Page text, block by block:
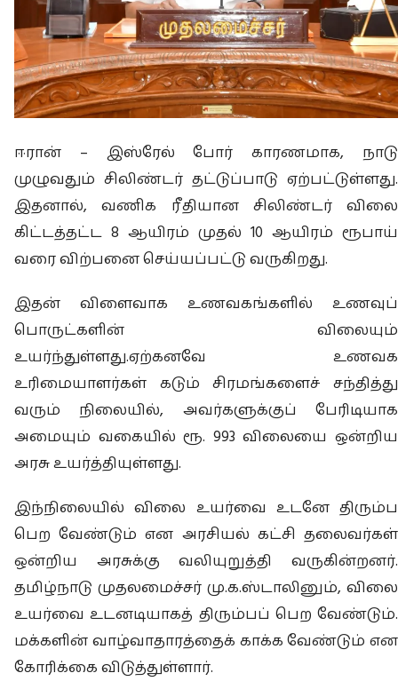
ஈரான் – இஸ்ரேல் போர் காரணமாக, நாடு
முழுவதும் சிலிண்டர் தட்டுப்பாடு ஏற்பட்டுள்ளது.
இதனால், வணிக ரீதியான சிலிண்டர் விலை
கிட்டத்தட்ட 8 ஆயிரம் முதல் 10 ஆயிரம் ரூபாய்
வரை விற்பனை செய்யப்பட்டு வருகிறது.
இதன் விளைவாக உணவகங்களில் உணவுப்
பொருட்களின் விலையும்
உயர்ந்துள்ளது.ஏற்கனவே உணவக
உரிமையாளர்கள் கடும் சிரமங்களைச் சந்தித்து
வரும் நிலையில், அவர்களுக்குப் பேரிடியாக
அமையும் வகையில் ரூ. 993 விலையை ஒன்றிய
அரசு உயர்த்தியுள்ளது.
இந்நிலையில் விலை உயர்வை உடனே திரும்ப
பெற வேண்டும் என அரசியல் கட்சி தலைவர்கள்
ஒன்றிய அரசுக்கு வலியுறுத்தி வருகின்றனர்.
தமிழ்நாடு முதலமைச்சர் மு.க.ஸ்டாலினும், விலை
உயர்வை உடனடியாகத் திரும்பப் பெற வேண்டும்.
மக்களின் வாழ்வாதாரத்தைக் காக்க வேண்டும் என
கோரிக்கை விடுத்துள்ளார்.